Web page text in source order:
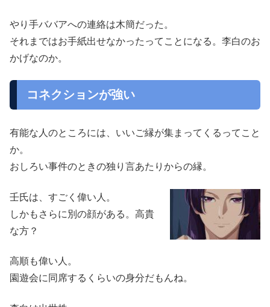
やり手ババアへの連絡は木簡だった。
それまではお手紙出せなかったってことになる。李白のお
かげなのか。
コネクションが強い
有能な人のところには、いいご縁が集まってくるってこと
か。
おしろい事件のときの独り言あたりからの縁。
壬氏は、すごく偉い人。
しかもさらに別の顔がある。高貴
な方？
高順も偉い人。
園遊会に同席するくらいの身分だもんね。